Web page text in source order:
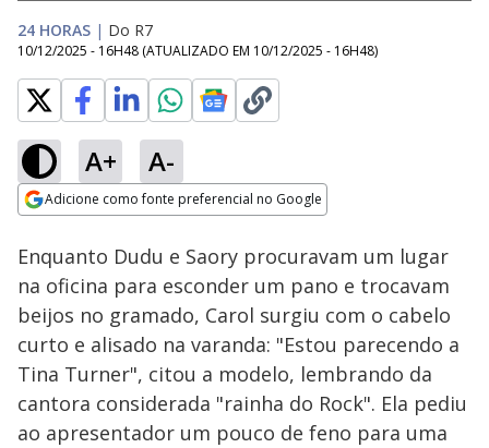
24 HORAS | Do R7
10/12/2025 - 16H48 (ATUALIZADO EM 10/12/2025 - 16H48)
A+ A-
Adicione como fonte preferencial no Google
Assista às principais
polêmicas de Saory
em A Fazenda 17
Ativar
Loaded
57.52%
Enquanto Dudu e Saory procuravam um lugar
na oficina para esconder um pano e trocavam
beijos no gramado, Carol surgiu com o cabelo
curto e alisado na varanda: "Estou parecendo a
Tina Turner", citou a modelo, lembrando da
cantora considerada "rainha do Rock". Ela pediu
ao apresentador um pouco de feno para uma